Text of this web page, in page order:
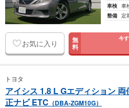
車検 車
整備 定
お気に入り 無
料
今
トヨタ
アイシス 1.8 L Gエディション
正ナビ ETC （DBA-ZGM10G）